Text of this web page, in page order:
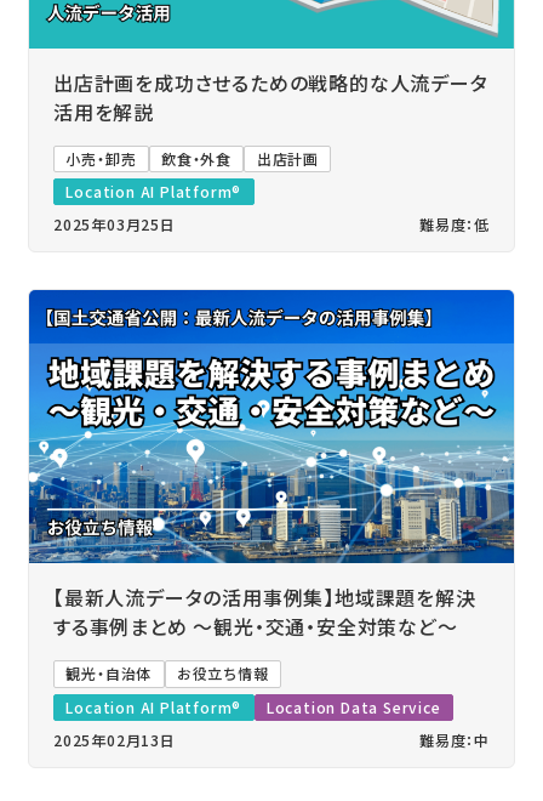
出店計画を成功させるための戦略的な人流データ
活用を解説
小売・卸売 飲食・外食
出店計画
Location AI Platform®
2025年03月25日
難易度：低
【最新人流データの活用事例集】地域課題を解決
する事例まとめ ～観光・交通・安全対策など～
観光・自治体
お役立ち情報
Location AI Platform®
Location Data Service
2025年02月13日
難易度：中